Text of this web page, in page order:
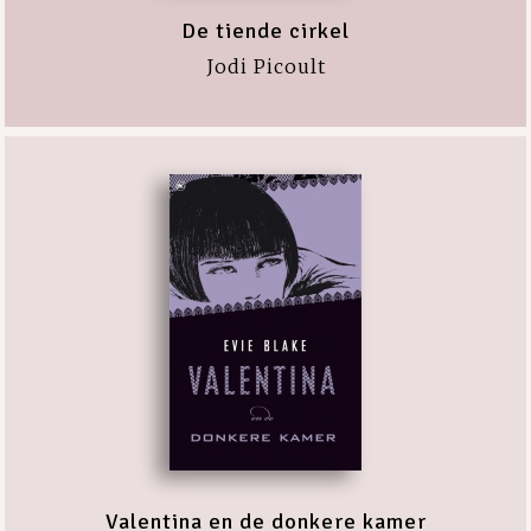
De tiende cirkel
Jodi Picoult
Valentina en de donkere kamer